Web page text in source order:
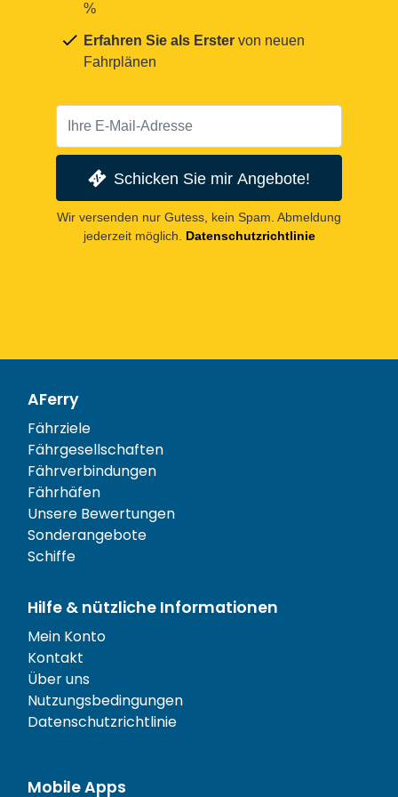
%
Erfahren Sie als Erster von neuen
Fahrplänen
Schicken Sie mir Angebote!
Wir versenden nur Gutess, kein Spam. Abmeldung
jederzeit möglich.
Datenschutzrichtlinie
AFerry
Fährziele
Fährgesellschaften
Fährverbindungen
Fährhäfen
Unsere Bewertungen
Sonderangebote
Schiffe
Hilfe & nützliche Informationen
Mein Konto
Kontakt
Über uns
Nutzungsbedingungen
Datenschutzrichtlinie
Mobile Apps